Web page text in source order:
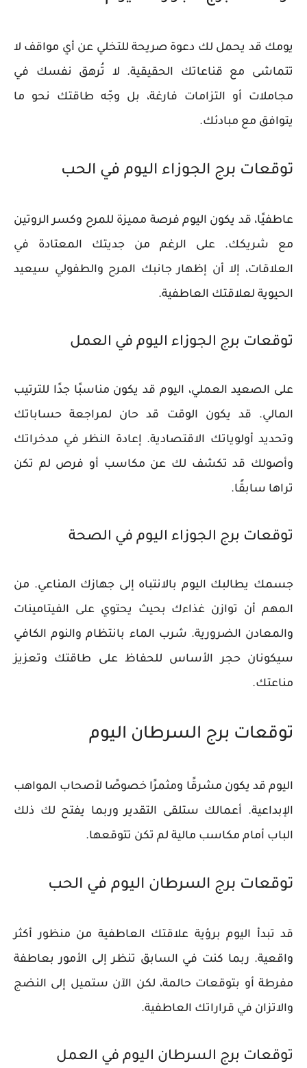
يومك قد يحمل لك دعوة صريحة للتخلي عن أي مواقف لا
تتماشى مع قناعاتك الحقيقية. لا تُرهق نفسك في
مجاملات أو التزامات فارغة، بل وجّه طاقتك نحو ما
يتوافق مع مبادئك.
توقعات برج الجوزاء اليوم في الحب
عاطفيًا، قد يكون اليوم فرصة مميزة للمرح وكسر الروتين
مع شريكك. على الرغم من جديتك المعتادة في
العلاقات، إلا أن إظهار جانبك المرح والطفولي سيعيد
الحيوية لعلاقتك العاطفية.
توقعات برج الجوزاء اليوم في العمل
على الصعيد العملي، اليوم قد يكون مناسبًا جدًا للترتيب
المالي. قد يكون الوقت قد حان لمراجعة حساباتك
وتحديد أولوياتك الاقتصادية. إعادة النظر في مدخراتك
وأصولك قد تكشف لك عن مكاسب أو فرص لم تكن
تراها سابقًا.
توقعات برج الجوزاء اليوم في الصحة
جسمك يطالبك اليوم بالانتباه إلى جهازك المناعي. من
المهم أن توازن غذاءك بحيث يحتوي على الفيتامينات
والمعادن الضرورية. شرب الماء بانتظام والنوم الكافي
سيكونان حجر الأساس للحفاظ على طاقتك وتعزيز
مناعتك.
توقعات برج السرطان اليوم
اليوم قد يكون مشرقًا ومثمرًا خصوصًا لأصحاب المواهب
الإبداعية. أعمالك ستلقى التقدير وربما يفتح لك ذلك
الباب أمام مكاسب مالية لم تكن تتوقعها.
توقعات برج السرطان اليوم في الحب
قد تبدأ اليوم برؤية علاقتك العاطفية من منظور أكثر
واقعية. ربما كنت في السابق تنظر إلى الأمور بعاطفة
مفرطة أو بتوقعات حالمة، لكن الآن ستميل إلى النضج
والاتزان في قراراتك العاطفية.
توقعات برج السرطان اليوم في العمل